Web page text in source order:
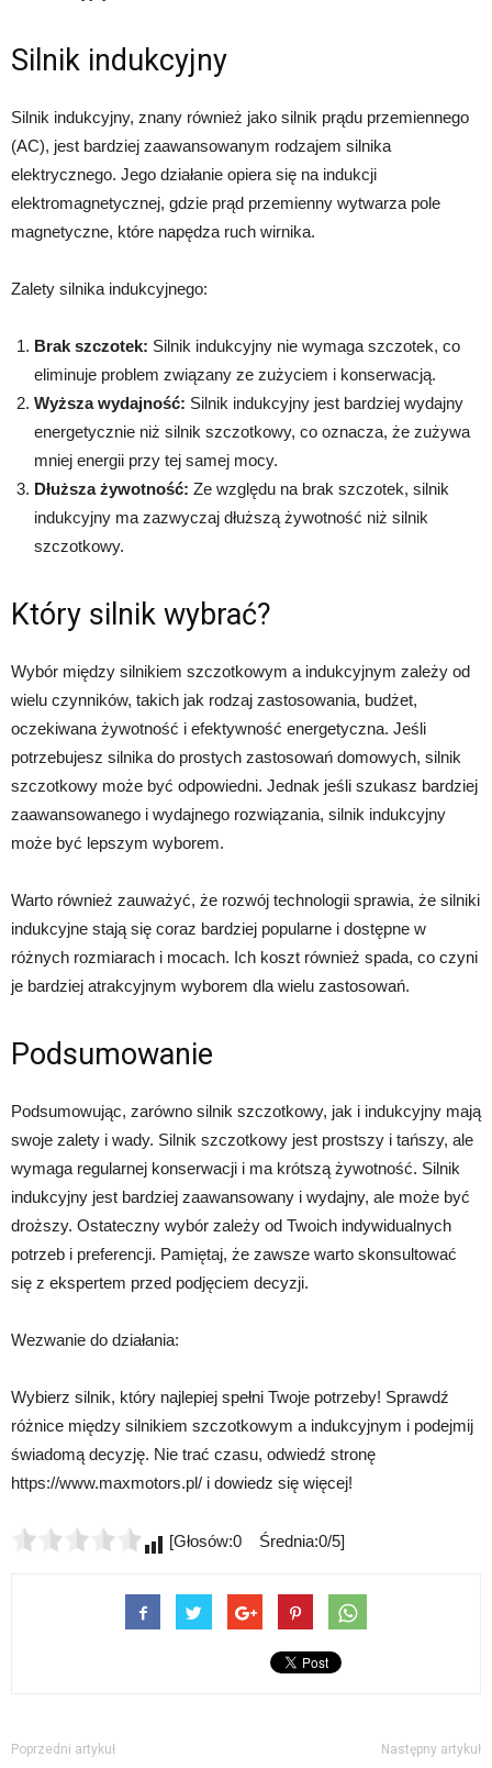
Silnik indukcyjny
Silnik indukcyjny, znany również jako silnik prądu przemiennego
(AC), jest bardziej zaawansowanym rodzajem silnika
elektrycznego. Jego działanie opiera się na indukcji
elektromagnetycznej, gdzie prąd przemienny wytwarza pole
magnetyczne, które napędza ruch wirnika.
Zalety silnika indukcyjnego:
Brak szczotek: Silnik indukcyjny nie wymaga szczotek, co
eliminuje problem związany ze zużyciem i konserwacją.
Wyższa wydajność: Silnik indukcyjny jest bardziej wydajny
energetycznie niż silnik szczotkowy, co oznacza, że zużywa
mniej energii przy tej samej mocy.
Dłuższa żywotność: Ze względu na brak szczotek, silnik
indukcyjny ma zazwyczaj dłuższą żywotność niż silnik
szczotkowy.
Który silnik wybrać?
Wybór między silnikiem szczotkowym a indukcyjnym zależy od
wielu czynników, takich jak rodzaj zastosowania, budżet,
oczekiwana żywotność i efektywność energetyczna. Jeśli
potrzebujesz silnika do prostych zastosowań domowych, silnik
szczotkowy może być odpowiedni. Jednak jeśli szukasz bardziej
zaawansowanego i wydajnego rozwiązania, silnik indukcyjny
może być lepszym wyborem.
Warto również zauważyć, że rozwój technologii sprawia, że silniki
indukcyjne stają się coraz bardziej popularne i dostępne w
różnych rozmiarach i mocach. Ich koszt również spada, co czyni
je bardziej atrakcyjnym wyborem dla wielu zastosowań.
Podsumowanie
Podsumowując, zarówno silnik szczotkowy, jak i indukcyjny mają
swoje zalety i wady. Silnik szczotkowy jest prostszy i tańszy, ale
wymaga regularnej konserwacji i ma krótszą żywotność. Silnik
indukcyjny jest bardziej zaawansowany i wydajny, ale może być
droższy. Ostateczny wybór zależy od Twoich indywidualnych
potrzeb i preferencji. Pamiętaj, że zawsze warto skonsultować
się z ekspertem przed podjęciem decyzji.
Wezwanie do działania:
Wybierz silnik, który najlepiej spełni Twoje potrzeby! Sprawdź
różnice między silnikiem szczotkowym a indukcyjnym i podejmij
świadomą decyzję. Nie trać czasu, odwiedź stronę
https://www.maxmotors.pl/ i dowiedz się więcej!
[Głosów:0 Średnia:0/5]
Poprzedni artykuł Następny artykuł